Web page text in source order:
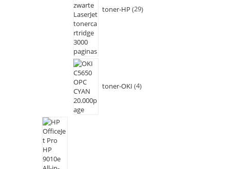
toner-HP 29
toner-OKI 4